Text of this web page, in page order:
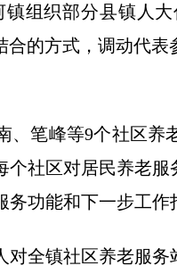
组织部分县镇人
合的方式，调动代
、笔峰等9个社区
个社区对居民养老
务功能和下一步工
对全镇社区养老服